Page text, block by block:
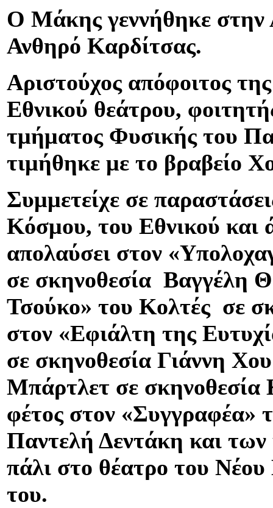
Ο Μάκης γεννήθηκε στην
Ανθηρό Καρδίτσας.
Αριστούχος απόφοιτος
Εθνικού θεάτρου,
τμήματος Φυσικής του
τιμήθηκε με το βραβείο
Συμμετείχε σε
Κόσμου, του Εθνικού και
απολαύσει στον
σε σκηνοθεσία Βαγγέλη
Τσούκο» του Κολτές σε
στον «Εφιάλτη της
σε σκηνοθεσία Γιάννη
Μπάρτλετ σε σκηνοθεσία
φέτος στον «Συγγραφέα»
Παντελή Δεντάκη και
πάλι στο θέατρο του
του.